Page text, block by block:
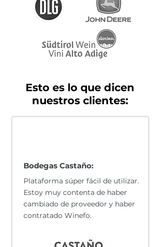
Esto es lo que dicen
nuestros clientes:
Bodegas Castaño:
Plataforma súper fácil de utilizar.
Estoy muy contenta de haber
cambiado de proveedor y haber
contratado Winefo.